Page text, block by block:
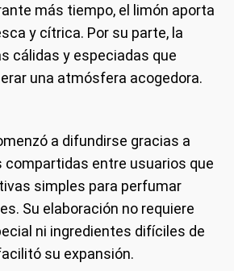
más tiempo, el limón aporta
y cítrica. Por su parte, la
cálidas y especiadas que
una atmósfera acogedora.
a difundirse gracias a
compartidas entre usuarios que
simples para perfumar
Su elaboración no requiere
ni ingredientes difíciles de
su expansión.